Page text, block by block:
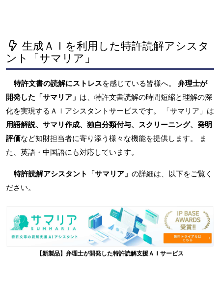
生成ＡＩを利用した特許読解アシスタ
ント「サマリア」
特許文書の読解にストレスを感じている皆様へ。 弁理士が
開発した「サマリア」 は、特許文書読解の時間短縮と理解の深
化を実現するＡＩアシスタントサービスです。 「サマリア」は
用語解説、サマリ作成、独自分類付与、スクリーニング、発明
評価など知財担当者に寄り添う様々な機能を提供します。 ま
た、英語・中国語にも対応しています。
特許読解アシスタント「サマリア」 の詳細は、以下をご覧く
ださい。
【新製品】弁理士が開発した特許読解支援ＡＩサービス